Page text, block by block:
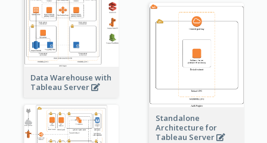
Data Warehouse with
Tableau Server
Standalone
Architecture for
Tableau Server